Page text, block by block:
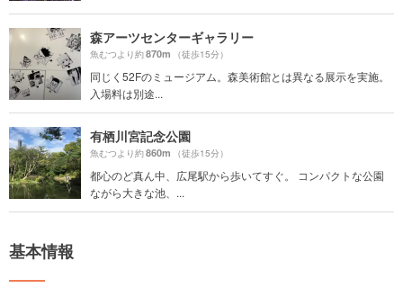
森アーツセンターギャラリー
魚むつより約870m （徒歩15分）
同じく52Fのミュージアム。森美術館とは異なる展示を実施。
入場料は別途...
有栖川宮記念公園
魚むつより約860m （徒歩15分）
都心のど真ん中、広尾駅から歩いてすぐ。 コンパクトな公園
ながら大きな池、...
基本情報